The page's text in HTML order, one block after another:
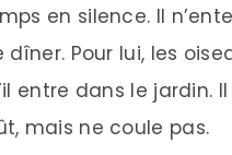
en silence. Il
dîner. Pour lui, les
entre dans le jardin.
mais ne coule pas.